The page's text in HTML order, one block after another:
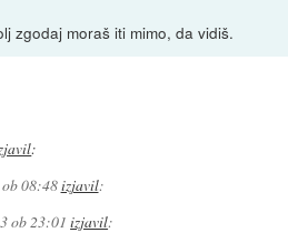
zgodaj moraš iti mimo, da vidiš.
:
08:48izjavil:
ob 23:01 izjavil: